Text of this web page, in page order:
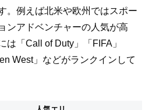
。例えば北米や欧州ではスポー
ンアドベンチャーの人気が高
は「Call of Duty」「FIFA」
West」などがランクインして